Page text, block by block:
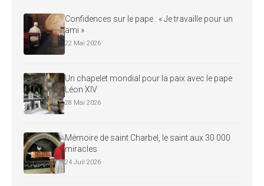
Confidences sur le pape : « Je travaille pour un
ami »
22 Mai 2026
Un chapelet mondial pour la paix avec le pape
Léon XIV
28 Mai 2026
Mémoire de saint Charbel, le saint aux 30 000
miracles
24 Juil 2026